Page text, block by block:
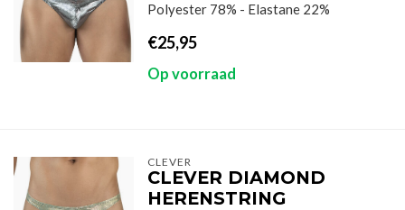
Polyester 78% - Elastane 22%
€25,95
Op voorraad
CLEVER
CLEVER DIAMOND
HERENSTRING